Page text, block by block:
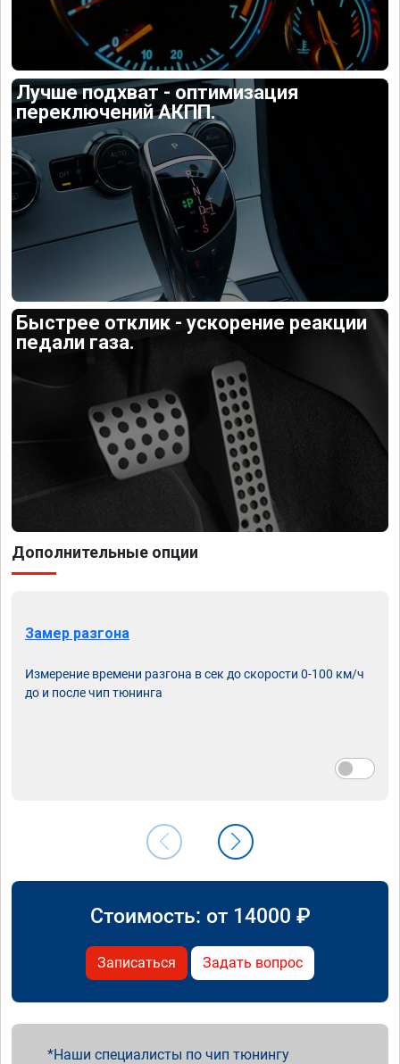
Лучше подхват - оптимизация
переключений АКПП.
Быстрее отклик - ускорение реакции
педали газа.
Дополнительные опции
Замер разгона
Измерение времени разгона в сек до скорости 0-100 км/ч
до и после чип тюнинга
Стоимость: от 14000 ₽
Записаться Задать вопрос
Наши специалисты по чип тюнингу